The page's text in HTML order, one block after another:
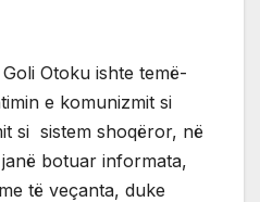
Otoku ishte temë-
e komunizmit si
si sistem shoqëror, në
botuar informata,
të veçanta, duke